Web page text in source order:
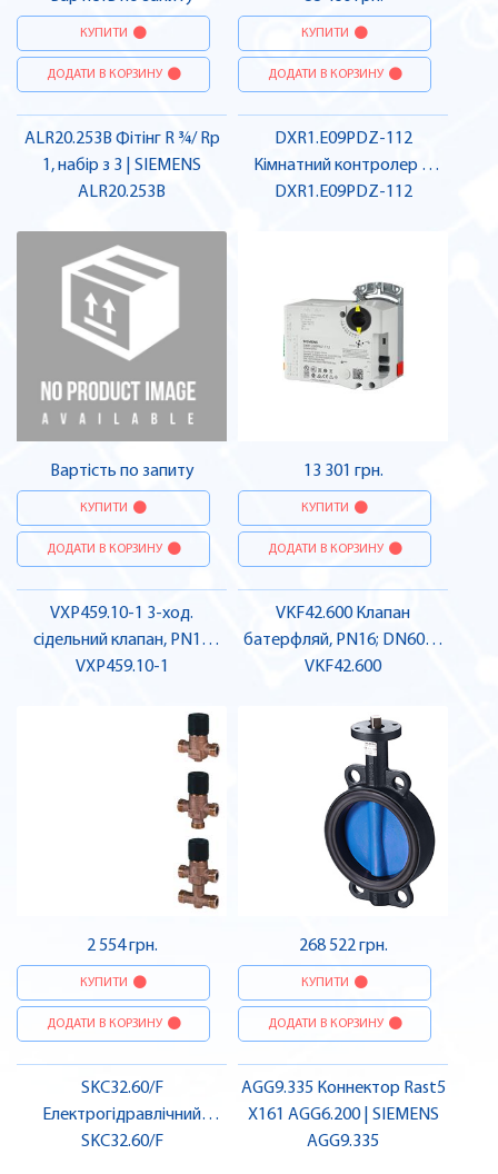
КУПИТИ
ДОДАТИ В КОРЗИНУ
КУПИТИ
ДОДАТИ В КОРЗИНУ
ALR20.253B Фітінг R ¾/ Rp
1, набір з 3 | SIEMENS
ALR20.253B
Вартість по запиту
КУПИТИ
ДОДАТИ В КОРЗИНУ
DXR1.E09PDZ-112
Кімнатний контролер +
привод 5 Нм | SIEMENS
DXR1.E09PDZ-112
13 301 грн.
КУПИТИ
ДОДАТИ В КОРЗИНУ
VXP459.10-1 3-ход.
сідельний клапан, PN16
5.5mm | SIEMENS
VXP459.10-1
2 554 грн.
КУПИТИ
ДОДАТИ В КОРЗИНУ
VKF42.600 Клапан
батерфляй, PN16; DN600 |
SIEMENS
VKF42.600
268 522 грн.
КУПИТИ
ДОДАТИ В КОРЗИНУ
SKC32.60/F
Електрогідравлічний
привод, 2800 N, AC 230 V, 3-
SKC32.60/F
AGG9.335 Коннектор Rast5
X161 AGG6.200 | SIEMENS
AGG9.335